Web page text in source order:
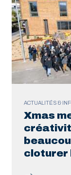
ACTUALITÉS &
Xmas
cloturer